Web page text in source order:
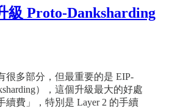
級 Proto-Danksharding
很多部分，但最重要的是 EIP-
），這個升級最大的好處
續費」，特別是 Layer 2 的手續